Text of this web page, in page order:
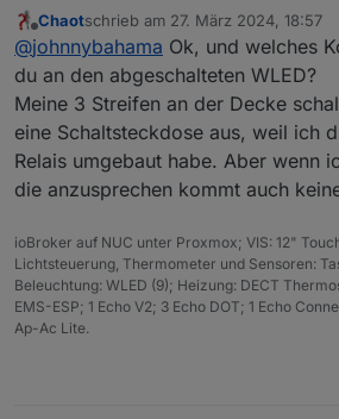
Offline
Chaotschrieb am 27. März 2024, 18:57
zuletzt editiert von
@johnnybahama Ok, und welches
du an den abgeschalteten WLED?
Meine 3 Streifen an der Decke
eine Schaltsteckdose aus, weil ich
Relais umgebaut habe. Aber wenn
die anzusprechen kommt auch
ioBroker auf NUC unter Proxmox; VIS: 12"
Lichtsteuerung, Thermometer und Sensoren:
Beleuchtung: WLED (9); Heizung: DECT
EMS-ESP; 1 Echo V2; 3 Echo DOT; 1 Echo
Ap-Ac Lite.